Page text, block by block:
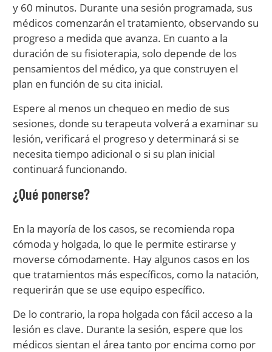
y 60 minutos. Durante una sesión programada, sus
médicos comenzarán el tratamiento, observando su
progreso a medida que avanza. En cuanto a la
duración de su fisioterapia, solo depende de los
pensamientos del médico, ya que construyen el
plan en función de su cita inicial.
Espere al menos un chequeo en medio de sus
sesiones, donde su terapeuta volverá a examinar su
lesión, verificará el progreso y determinará si se
necesita tiempo adicional o si su plan inicial
continuará funcionando.
¿Qué ponerse?
En la mayoría de los casos, se recomienda ropa
cómoda y holgada, lo que le permite estirarse y
moverse cómodamente. Hay algunos casos en los
que tratamientos más específicos, como la natación,
requerirán que se use equipo específico.
De lo contrario, la ropa holgada con fácil acceso a la
lesión es clave. Durante la sesión, espere que los
médicos sientan el área tanto por encima como por